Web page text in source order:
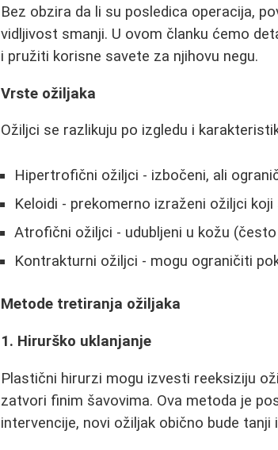
Bez obzira da li su posledica operacija,
vidljivost smanji. U ovom članku ćemo
i pružiti korisne savete za njihovu negu.
Vrste ožiljaka
Ožiljci se razlikuju po izgledu i
Hipertrofični ožiljci - izbočeni, ali
Keloidi - prekomerno izraženi ožiljci
Atrofični ožiljci - udubljeni u kožu
Kontrakturni ožiljci - mogu ograničiti
Metode tretiranja ožiljaka
1. Hirurško uklanjanje
Plastični hirurzi mogu izvesti reeksiziju
zatvori finim šavovima. Ova metoda je
intervencije, novi ožiljak obično bude tanji